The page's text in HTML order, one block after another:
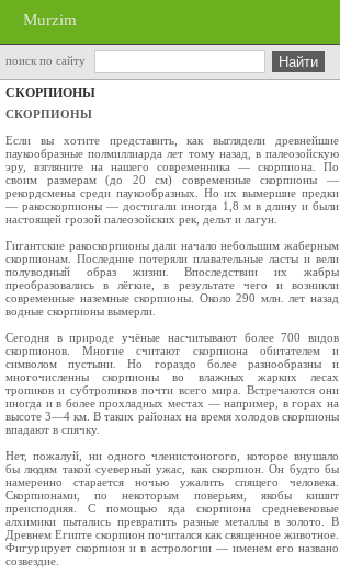
Murzim
поиск по сайту
СКОРПИОНЫ
СКОРПИОНЫ
Если вы хотите представить, как выглядели древ­нейшие
паукообразные полмиллиарда лет тому на­зад, в палеозойскую
эру, взгляните на нашего современника — скорпиона. По
своим размерам (до 20 см) современные скорпионы —
рекордсмены среди паукооб­разных. Но их вымершие предки
— ракоскорпионы — достигали иногда 1,8 м в длину и были
настоящей грозой палеозойских рек, дельт и лагун.
Гигантские ракоскорпионы дали начало небольшим жаберным
скорпионам. Последние потеряли плаватель­ные ласты и вели
полуводный образ жизни. Впослед­ствии их жабры
преобразовались в лёгкие, в результате чего и возникли
современные наземные скорпионы. Около 290 млн. лет назад
водные скорпионы вымерли.
Сегодня в природе учёные насчитывают более 700 видов
скорпионов. Многие считают скорпиона обитате­лем и
символом пустыни. Но гораздо более разнообраз­ны и
многочисленны скорпионы во влажных жарких лесах
тропиков и субтропиков почти всего мира. Встре­чаются они
иногда и в более прохладных местах — например, в горах на
высоте 3—4 км. В таких районах на время холодов скорпионы
впадают в спячку.
Нет, пожалуй, ни одного членистоногого, которое внушало
бы людям такой суеверный ужас, как скор­пион. Он будто бы
намеренно старается ночью ужалить спящего человека.
Скорпионами, по некоторым поверь­ям, якобы кишит
преисподняя. С помощью яда скор­пиона средневековые
алхимики пытались превратить разные металлы в золото. В
Древнем Египте скорпион почитался как священное животное.
Фигурирует скор­пион и в астрологии — именем его названо
созвездие.